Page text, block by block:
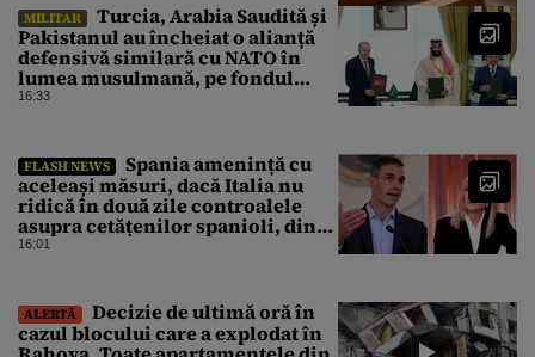
MILITAR
Turcia, Arabia Saudită și
Pakistanul au încheiat o alianță
defensivă similară cu NATO în
lumea musulmană, pe fondul
conflictelor din Orientul Mijlociu
16:33
FLASH NEWS
Spania amenință cu
aceleași măsuri, dacă Italia nu
ridică în două zile controalele
asupra cetățenilor spanioli, din
cauza crizei migrației
16:01
ALERTĂ
Decizie de ultimă oră în
cazul blocului care a explodat în